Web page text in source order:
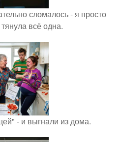
сломалось - я просто
всё одна.
- и выгнали из дома.